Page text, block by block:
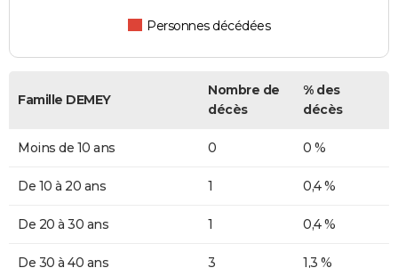
Personnes décédées
Famille DEMEY
Nombre de
décès
% des
décès
Moins de 10 ans 0 0 %
De 10 à 20 ans 1 0,4 %
De 20 à 30 ans 1 0,4 %
De 30 à 40 ans 3 1,3 %